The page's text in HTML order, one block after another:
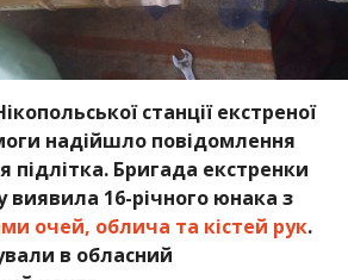
станції екстреної
надійшло повідомлення
підлітка. Бригада екстренки
виявила 16-річного юнака з
очей, облича та кістей рук.
в обласний